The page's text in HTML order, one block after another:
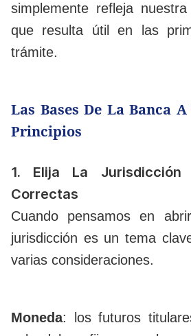
simplemente refleja
que resulta útil en las
trámite.
Las Bases De La Banca
Principios
1. Elija La
Correctas
Cuando pensamos en
jurisdicción es un tema
varias consideraciones.
Moneda: los futuros